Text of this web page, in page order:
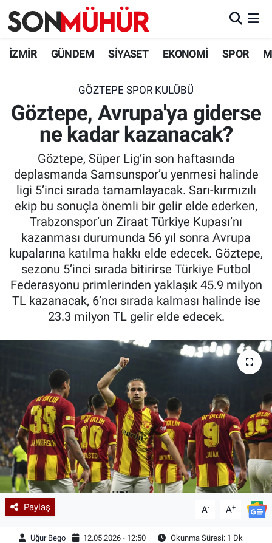
İZMİR GÜNDEM SİYASET EKONOMİ SPOR
GÖZTEPE SPOR KULÜBÜ
Göztepe, Avrupa'ya giderse
ne kadar kazanacak?
Göztepe, Süper Lig’in son haftasında
deplasmanda Samsunspor’u yenmesi halinde
ligi 5’inci sırada tamamlayacak. Sarı-kırmızılı
ekip bu sonuçla önemli bir gelir elde ederken,
Trabzonspor’un Ziraat Türkiye Kupası’nı
kazanması durumunda 56 yıl sonra Avrupa
kupalarına katılma hakkı elde edecek. Göztepe,
sezonu 5’inci sırada bitirirse Türkiye Futbol
Federasyonu primlerinden yaklaşık 45.9 milyon
TL kazanacak, 6’ncı sırada kalması halinde ise
23.3 milyon TL gelir elde edecek.
Paylaş A- A+
Uğur Bego 12.05.2026 - 12:50 Okunma Süresi: 1 Dk
İzmir Nöbetçi Eczaneler
İzmir Namaz Vakitleri
İzmir Trafik Yoğunluk Haritası
Süper Lig Puan Durumu ve Fikstür
Tüm Manşetler
Son Dakika Haberleri
Haber Arşivi